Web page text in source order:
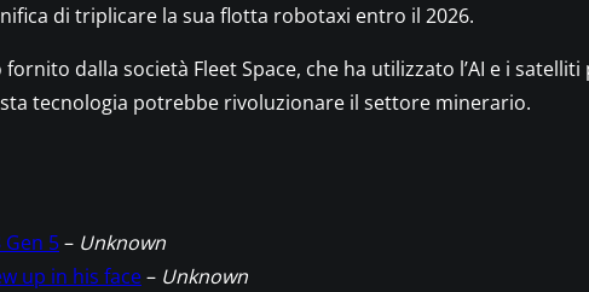
di triplicare la sua flotta robotaxi entro il 2026.
dalla società Fleet Space, che ha utilizzato l’AI e i satelliti
tecnologia potrebbe rivoluzionare il settore minerario.
5– Unknown
up in his face– Unknown